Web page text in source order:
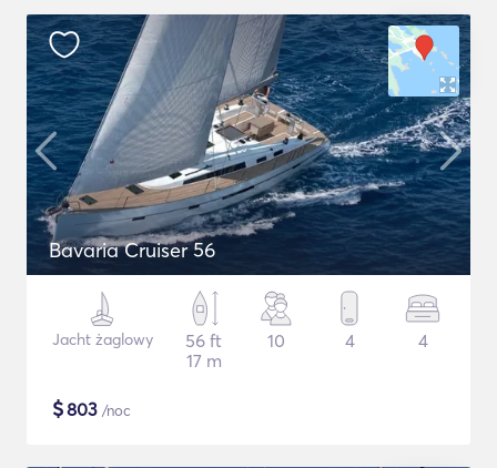
Bavaria Cruiser 56
Jacht żaglowy
56 ft
17 m
10 4 4
$803 /noc